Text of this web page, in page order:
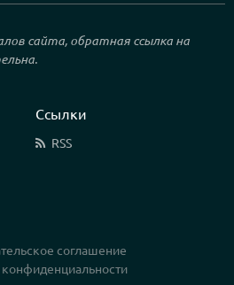
сайта, обратная ссылка на
Ссылки
RSS
соглашение